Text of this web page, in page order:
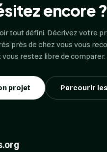
encore
tout défini. Décrivez votre
près de chez vous vous
restez libre de comparer.
projet Parcourir